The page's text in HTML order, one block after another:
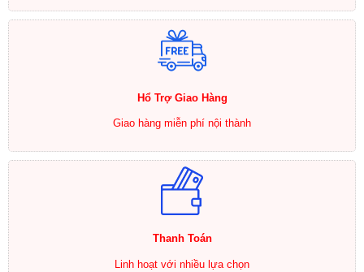
Hổ Trợ Giao Hàng
Giao hàng miễn phí nội thành
Thanh Toán
Linh hoạt với nhiều lựa chọn